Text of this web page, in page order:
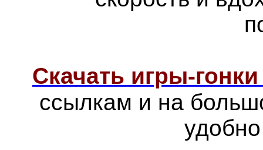
Скачать игры-
ссылкам и на